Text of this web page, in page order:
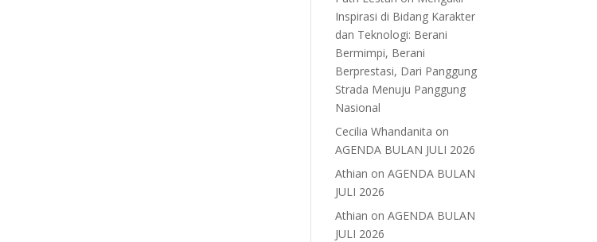
Inspirasi di Bidang Karakter
dan Teknologi: Berani
Bermimpi, Berani
Berprestasi, Dari Panggung
Strada Menuju Panggung
Nasional
Cecilia Whandanita on
AGENDA BULAN JULI 2026
Athian onAGENDA BULAN
JULI 2026
Athian onAGENDA BULAN
JULI 2026